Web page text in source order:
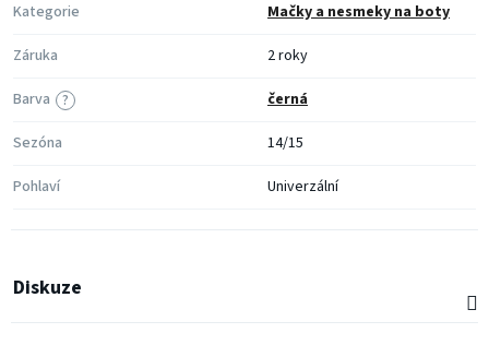
Kategorie
Mačky a nesmeky na boty
Záruka
2 roky
?
Barva
černá
Sezóna
14/15
Pohlaví
Univerzální
Diskuze